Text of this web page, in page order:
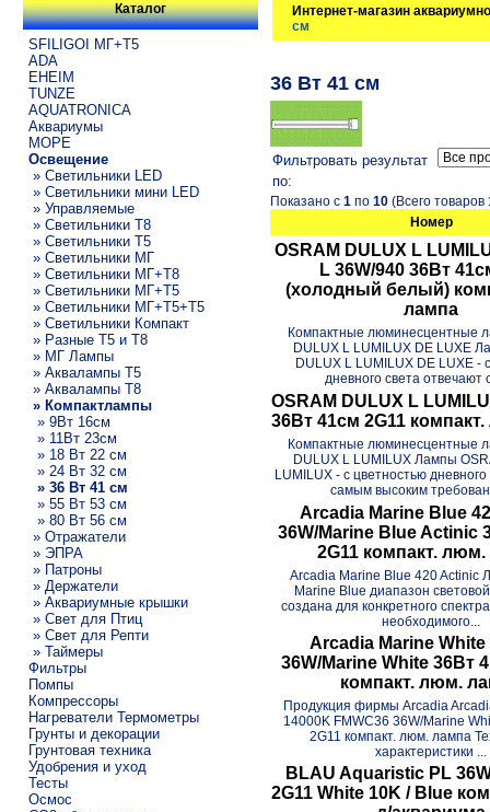
Каталог
SFILIGOI МГ+Т5
ADA
EHEIM
TUNZE
AQUATRONICA
Аквариумы
МОРЕ
Освещение
» Светильники LED
» Светильники мини LED
» Управляемые
» Светильники T8
» Светильники T5
» Светильники МГ
» Светильники МГ+T8
» Светильники МГ+T5
» Светильники МГ+T5+T5
» Светильники Компакт
» Разные T5 и T8
» МГ Лампы
» Аквалампы T5
» Аквалампы T8
» Компактлампы
» 9Вт 16см
» 11Вт 23см
» 18 Вт 22 см
» 24 Вт 32 см
» 36 Вт 41 см
» 55 Вт 53 см
» 80 Вт 56 см
» Отражатели
» ЭПРА
» Патроны
» Держатели
» Аквариумные крышки
» Свет для Птиц
» Свет для Репти
» Таймеры
Фильтры
Помпы
Компрессоры
Нагреватели Термометры
Грунты и декорации
Грунтовая техника
Удобрения и уход
Тесты
Осмос
Интернет-магазин
см
36 Вт 41 см
Фильтровать результат
по:
Показано с 1по 10(Всего товаров
Номер
OSRAM DULUX L
L 36W/940 36Вт
(холодный белый)
лампа
Компактные люминесцентные
DULUX L LUMILUX DE LUXE
DULUX L LUMILUX DE LUXE -
дневного света отвечают
OSRAM DULUX L
36Вт 41см 2G11
Компактные люминесцентные
DULUX L LUMILUX Лампы
LUMILUX - с цветностью
самым высоким
Arcadia Marine Blue
36W/Marine Blue Actinic
2G11 компакт.
Arcadia Marine Blue 420 Actinic
Marine Blue диапазон
создана для конкретного
необходимого...
Arcadia Marine White
36W/Marine White 36Вт
компакт. люм.
Продукция фирмы Arcadia
14000K FMWC36 36W/Marine
2G11 компакт. люм. лампа
характеристики ...
BLAU Aquaristic PL
2G11 White 10K / Blue